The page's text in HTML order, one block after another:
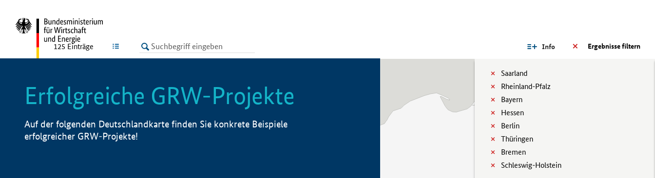
LISTE Ergebnisse filtern
Info
Saarland
Rheinland-Pfalz
Bayern
Hessen
Berlin
Thüringen
Bremen
Schleswig-Holstein
125 Einträge
Erfolgreiche GRW-Projekte
Auf der folgenden Deutschlandkarte finden Sie konkrete Beispiele
erfolgreicher GRW-Projekte!